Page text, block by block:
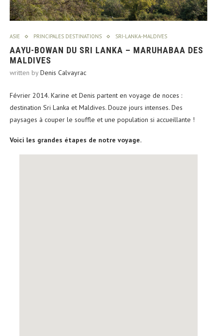
ASIE PRINCIPALES DESTINATIONS SRI-LANKA-MALDIVES
AAYU-BOWAN DU SRI LANKA – MARUHABAA DES
MALDIVES
written byDenis Calvayrac
Février 2014. Karine et Denis partent en voyage de noces :
destination Sri Lanka et Maldives. Douze jours intenses. Des
paysages à couper le souffle et une population si accueillante !
Voici les grandes étapes de notre voyage.